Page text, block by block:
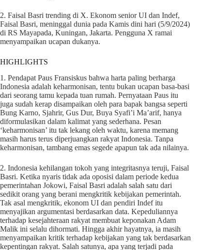
2. Faisal Basri trending di X. Ekonom senior UI dan Indef,
Faisal Basri, meninggal dunia pada Kamis dini hari (5/9/2024)
di RS Mayapada, Kuningan, Jakarta. Pengguna X ramai
menyampaikan ucapan dukanya.
HIGHLIGHTS
1. Pendapat Paus Fransiskus bahwa harta paling berharga
Indonesia adalah keharmonisan, tentu bukan ucapan basa-basi
dari seorang tamu kepada tuan rumah. Pernyataan Paus itu
juga sudah kerap disampaikan oleh para bapak bangsa seperti
Bung Karno, Sjahrir, Gus Dur, Buya Syafi’i Ma’arif, hanya
diformulasikan dalam kalimat yang sederhana. Pesan
‘keharmonisan’ itu tak lekang oleh waktu, karena memang
masih harus terus diperjuangkan rakyat Indonesia. Tanpa
keharmonisan, tambang emas segede apapun tak ada nilainya.
2. Indonesia kehilangan tokoh yang integritasnya teruji, Faisal
Basri. Ketika nyaris tidak ada oposisi dalam periode kedua
pemerintahan Jokowi, Faisal Basri adalah salah satu dari
sedikit orang yang berani mengkritik kebijakan pemerintah.
Tak asal mengkritik, ekonom UI dan pendiri Indef itu
menyajikan argumentasi berdasarkan data. Kepeduliannya
terhadap kesejahteraan rakyat membuat keponakan Adam
Malik ini selalu dihormati. Hingga akhir hayatnya, ia masih
menyampaikan kritik terhadap kebijakan yang tak berdasarkan
kepentingan rakyat. Salah satunya, apa yang terjadi pada